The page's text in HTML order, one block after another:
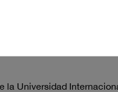
la
la Universidad